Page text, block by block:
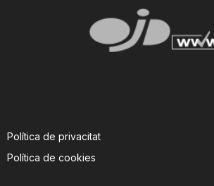
g
Política de privacitat
Política de cookies